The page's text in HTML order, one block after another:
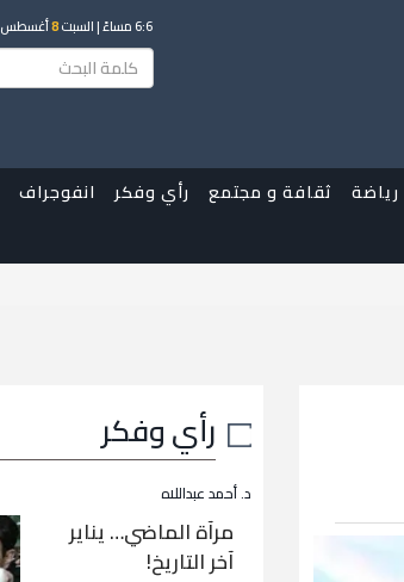
6:6 مساءً | السبت8أغسطس 2026 م |
رياضة ثقافة و مجتمع رأي وفكر
انفوجراف
رأي وفكر
د. أحمد عبداللاه
مرآة الماضي… يناير
آخر التاريخ!